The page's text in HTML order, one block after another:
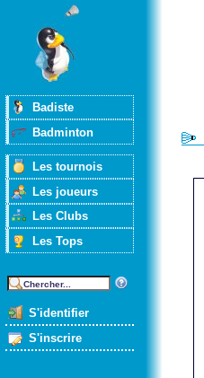
Badiste
Badminton
Les tournois
Les joueurs
Les Clubs
Les Tops
S'identifier
S'inscrire